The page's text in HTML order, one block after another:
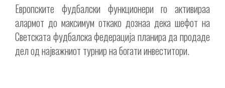
Европските фудбалски функционери го активираа
алармот до максимум откако дознаа дека шефот на
Светската фудбалска федерација планира да продаде
дел од најважниот турнир на богати инвеститори.